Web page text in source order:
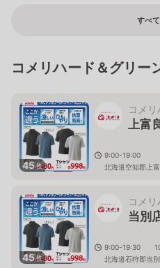
すべ
コメリハード＆グリー
45枚
コメ
上富
9:00-19:00
北海道空知郡上
45枚
コメ
当別
9:00-19:30 10
北海道石狩郡当